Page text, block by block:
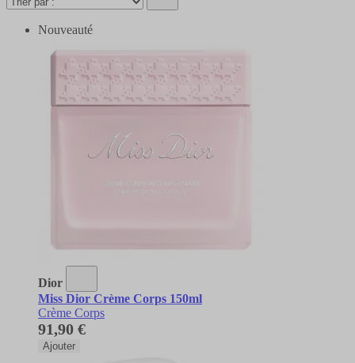
Nouveauté
Dior
Miss Dior Crème Corps 150ml
Crème Corps
91,90 €
Ajouter